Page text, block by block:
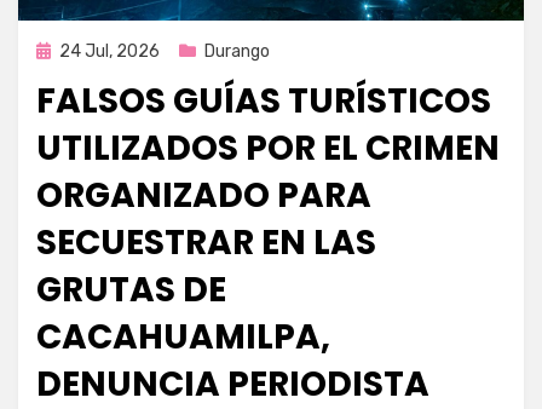
Publicada
24 Jul, 2026 Durango
FALSOS GUÍAS TURÍSTICOS
UTILIZADOS POR EL CRIMEN
ORGANIZADO PARA
SECUESTRAR EN LAS
GRUTAS DE
CACAHUAMILPA,
DENUNCIA PERIODISTA